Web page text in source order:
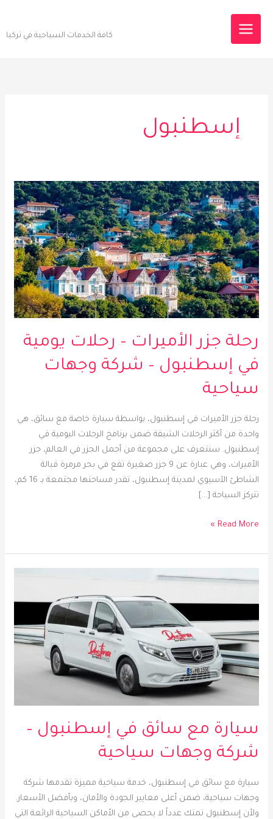
كافة الخدمات السياحية في تركيا
إسطنبول
رحلة جزر الأميرات – رحلات يومية
في إسطنبول – شركة وجهات
سياحية
رحلة جزر الأميرات في إسطنبول، بواسطة سيارة خاصة مع سائق، هي
واحدة من أكثر الرحلات الشيقة ضمن برنامج الرحلات اليومية في
إسطنبول. سنتعرف على مجموعة من أجمل الجزر في العالم، جزر
الأميرات، وهي عبارة عن 9 جزر صغيرة تقع في بحر مرمرة قبالة
الشاطئ الآسيوي لمدينة إسطنبول، تقدر مساحتها مجتمعة بـ 16 كم،
تتركز السياحة […]
رحلة
جزر
الأميرات
–
رحلات
يومية
في
إسطنبول
–
وجهات
Read More »
سيارة مع سائق في إسطنبول –
شركة وجهات سياحية
سيارة مع سائق في إسطنبول، خدمة سياحية مميزة تقدمها شركة
وجهات سياحية، ضمن أعلى معايير الجودة والأمان، وبأفضل الأسعار.
ولأن إسطنبول تمتك عدداً لا يحصى من الأماكن السياحية الرائعة التي
سائق
في
إسطنبول
شركة
وجهات